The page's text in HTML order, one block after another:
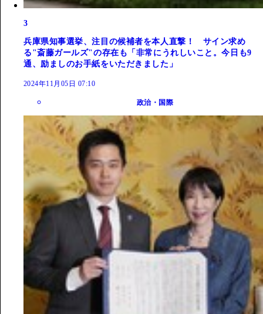
3
兵庫県知事選挙、注目の候補者を本人直撃！ サイン求め
る"斎藤ガールズ"の存在も「非常にうれしいこと。今日も9
通、励ましのお手紙をいただきました」
2024年11月05日 07:10
政治・国際